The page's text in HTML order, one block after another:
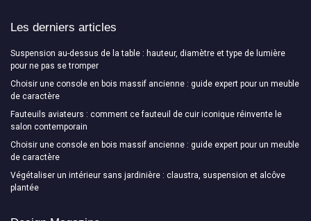
Les derniers articles
Suspension au-dessus de la table : hauteur, diamètre et type de lumière
pour ne pas se tromper
Choisir une console en bois massif ancienne : guide expert pour un meuble
de caractère
Fauteuils aviateurs : comment ce fauteuil de cuir iconique réinvente le
salon contemporain
Choisir une console en bois massif ancienne : guide expert pour un meuble
de caractère
Végétaliser un intérieur sans jardinière : claustra, suspension et alcôve
plantée